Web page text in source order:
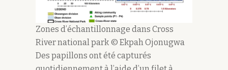
Zones d’échantillonnage dans Cross
River national park © Ekpah Ojonugwa
Des papillons ont été capturés